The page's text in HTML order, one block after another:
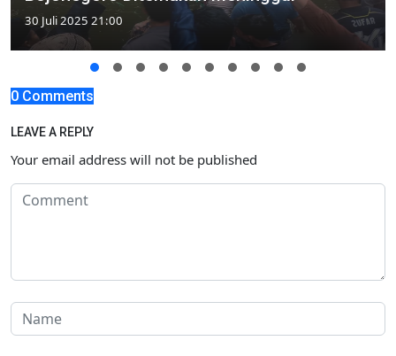
30 Juli 2025 21:00
0 Comments
LEAVE A REPLY
Your email address will not be published